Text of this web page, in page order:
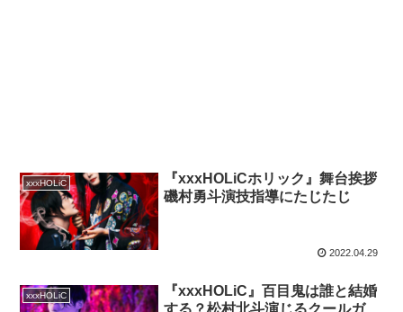
xxxHOLiC
『xxxHOLiCホリック』舞台挨拶
磯村勇斗演技指導にたじたじ
2022.04.29
xxxHOLiC
『xxxHOLiC』百目鬼は誰と結婚
する？松村北斗演じるクールガ